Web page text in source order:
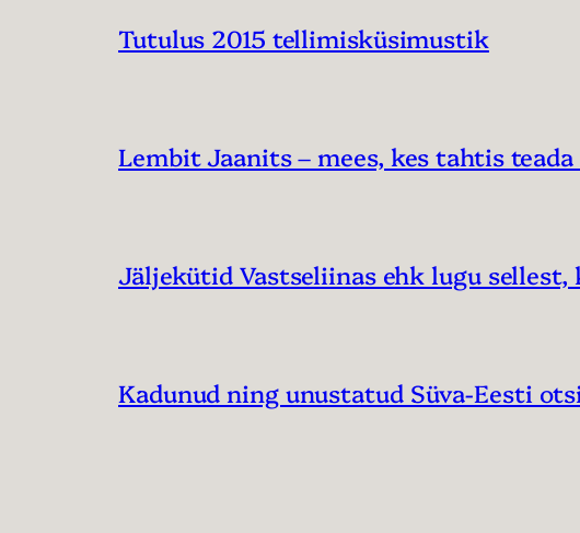
Tutulus 2015 tellimisküsimustik
Lembit Jaanits – mees, kes tahtis
Jäljekütid Vastseliinas ehk lugu
Kadunud ning unustatud Süva-Eesti